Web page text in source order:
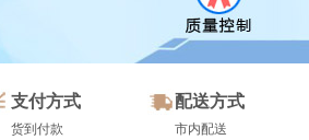
支付方式
货到付款
配送方式
市内配送